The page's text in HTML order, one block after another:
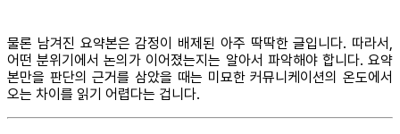
물론 남겨진 요약본은 감정이 배제된 아주 딱딱한 글입니다. 따라서,
어떤 분위기에서 논의가 이어졌는지는 알아서 파악해야 합니다. 요약
본만을 판단의 근거를 삼았을 때는 미묘한 커뮤니케이션의 온도에서
오는 차이를 읽기 어렵다는 겁니다.